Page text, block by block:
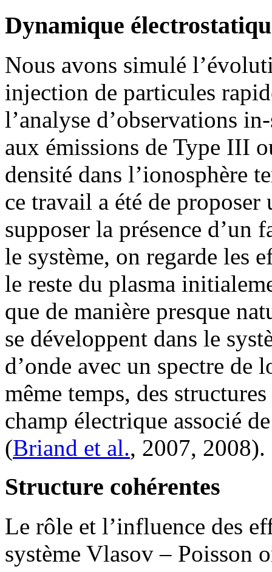
Dynamique
Nous avons simulé
injection de particules
l’analyse d’observations
aux émissions de Type III
densité dans l’ionosphère
ce travail a été de
supposer la présence d’un
le système, on regarde les
le reste du plasma
que de manière presque
se développent dans le
d’onde avec un spectre de
même temps, des
champ électrique associé
(Briand et al., 2007, 2008).
Structure cohérentes
Le rôle et l’influence des
système Vlasov – Poisson